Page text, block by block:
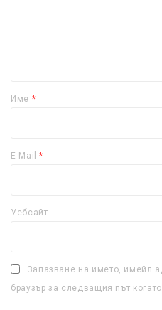
Име *
E-Mail*
Уебсайт
Запазване на името, имейл
браузър за следващия път